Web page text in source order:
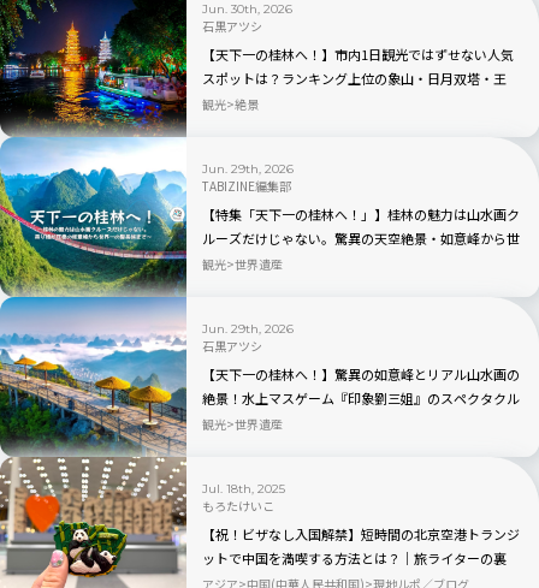
Jun. 30th, 2026
石黒アツシ
【天下一の桂林へ！】市内1日観光ではずせない人気
スポットは？ランキング上位の象山・日月双塔・王
宮・鍾乳洞で決まり！｜中国
観光 絶景
Jun. 29th, 2026
TABIZINE編集部
【特集「天下一の桂林へ！」】桂林の魅力は山水画ク
ルーズだけじゃない。驚異の天空絶景・如意峰から世
界一の髪長族まで
観光 世界遺産
Jun. 29th, 2026
石黒アツシ
【天下一の桂林へ！】驚異の如意峰とリアル山水画の
絶景！水上マスゲーム『印象劉三姐』のスペクタクル
な夜｜中国
観光 世界遺産
Jul. 18th, 2025
もろたけいこ
【祝！ビザなし入国解禁】短時間の北京空港トランジ
ットで中国を満喫する方法とは？｜旅ライターの裏
技・愛用品教えます
アジア 中国(中華人民共和国) 現地ルポ／ブログ